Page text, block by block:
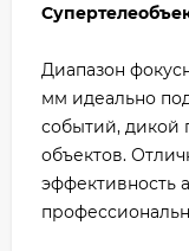
Диапазон
мм идеально
событий, дикой
объектов.
эффективность